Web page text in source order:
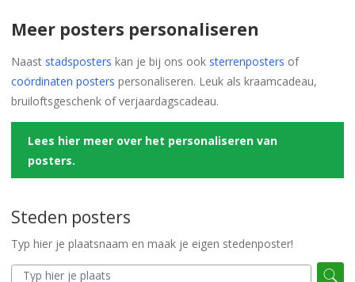
Meer posters personaliseren
Naast stadsposters kan je bij ons ook sterrenposters of
coördinaten posters personaliseren. Leuk als kraamcadeau,
bruiloftsgeschenk of verjaardagscadeau.
Lees hier meer over het personaliseren van
posters.
Steden posters
Typ hier je plaatsnaam en maak je eigen stedenposter!